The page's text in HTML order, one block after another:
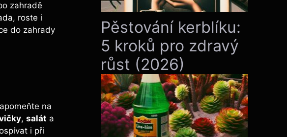
zahradě
roste i
do zahrady
na
, salát a ‍
i při
Pěstování kerblíku:
5 kroků pro zdravý
růst (2026)